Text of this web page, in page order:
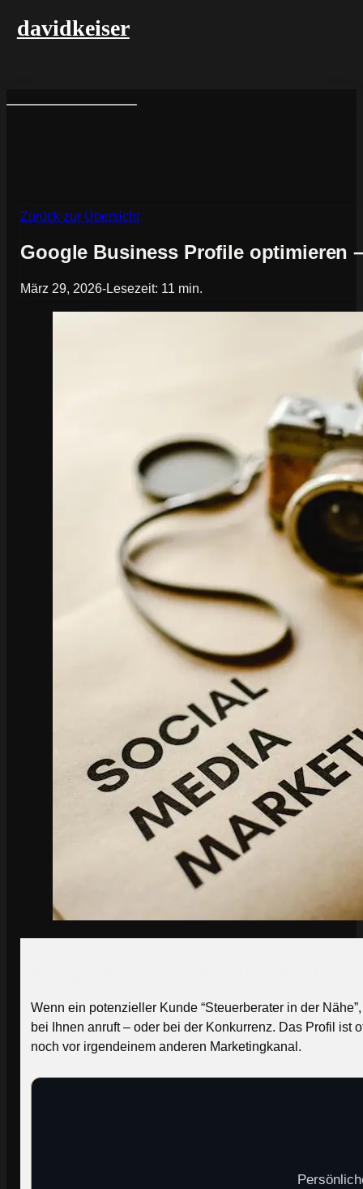
davidkeiser
Zurück zur Übersicht
Google Business Profile optimieren
März 29, 2026-Lesezeit: 11 min.
Wenn ein potenzieller Kunde “Steuerberater in der
bei Ihnen anruft – oder bei der Konkurrenz. Das Profil ist
noch vor irgendeinem anderen Marketingkanal.